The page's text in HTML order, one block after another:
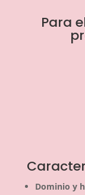
Para
Dominio y